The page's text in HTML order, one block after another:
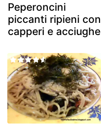
Peperoncini
piccanti ripieni con
capperi e acciughe